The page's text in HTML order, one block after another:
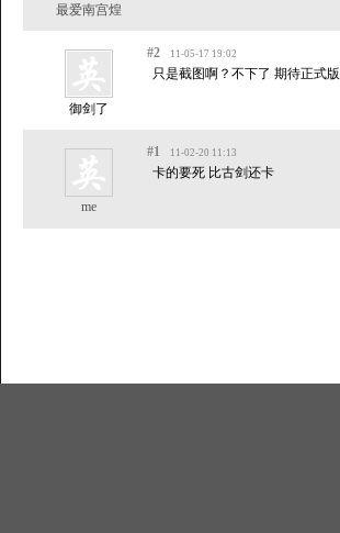
最爱南宫煌
御剑了
#2 11-05-17 19:02
只是截图啊？不下了 期待正式版
me
#1 11-02-20 11:13
卡的要死 比古剑还卡